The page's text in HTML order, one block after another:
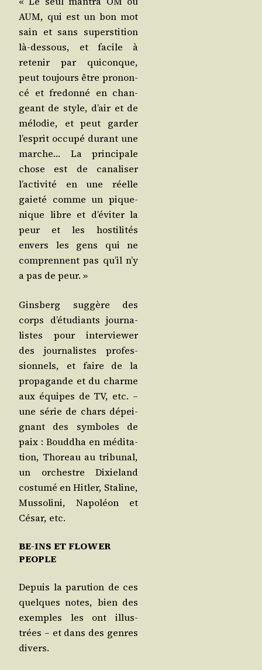
AUM, qui est un bon mot
sain et sans super­sti­tion
là-des­sous, et facile à
rete­nir par qui­conque,
peut tou­jours être pro­non­
cé et fre­don­né en chan­
geant de style, d’air et de
mélo­die, et peut gar­der
l’esprit occu­pé durant une
marche… La prin­ci­pale
chose est de cana­li­ser
l’activité en une réelle
gaie­té comme un pique-
nique libre et d’éviter la
peur et les hos­ti­li­tés
envers les gens qui ne
com­prennent pas qu’il n’y
a pas de peur. »
Gins­berg sug­gère des
corps d’étudiants jour­na­
listes pour inter­vie­wer
des jour­na­listes pro­fes­
sion­nels, et faire de la
pro­pa­gande et du charme
aux équipes de TV, etc. –
une série de chars dépei­
gnant des sym­boles de
paix : Boud­dha en médi­ta­
tion, Tho­reau au tri­bu­nal,
un orchestre Dixie­land
cos­tu­mé en Hit­ler, Sta­line,
Mus­so­li­ni, Napo­léon et
César, etc.
BE-INS ET FLOWER
PEOPLE
Depuis la paru­tion de ces
quelques notes, bien des
exemples les ont illus­
trées – et dans des genres
divers.